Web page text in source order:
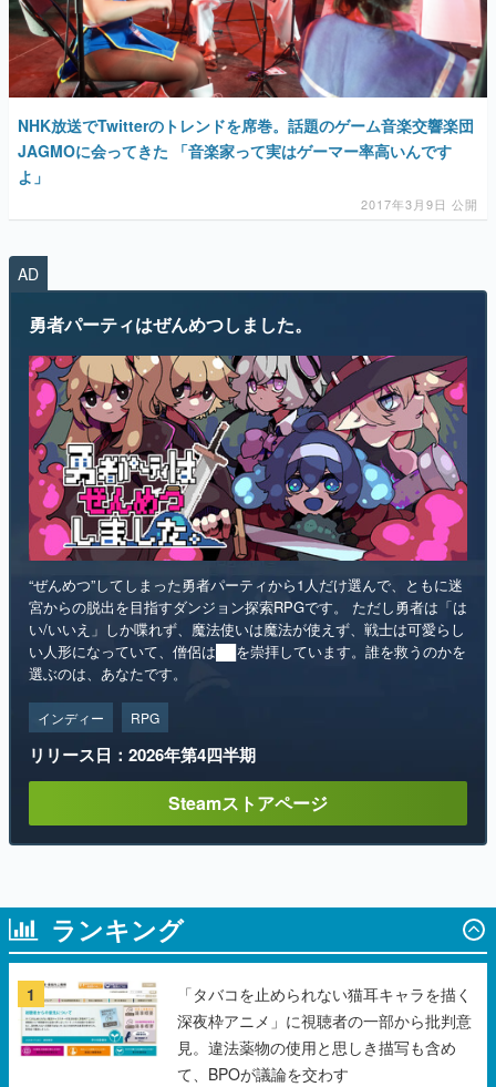
一先生によるゲーム業界レポートマンガです。
なんでゲームは面白い？
ゲーム開発者・hamatsu氏がゲームの魅力を画面や操作の
具体的な形から解き明かしていく、硬派で骨太な評論連載
ゲームが変えた日本語
「経験値」「裏技」「ラスボス」… ゲームにまつわる言葉
女性向け
アプリレビュー
その他
電ファミニコゲーマーとは？
運営：株式会社マレ
NHK放送でTwitterのトレンドを席巻。話題のゲーム音楽交響楽団
JAGMOに会ってきた 「音楽家って実はゲーマー率高いんです
よ」
2017年3月9日 公開
AD
勇者パーティはぜんめつしました。
“ぜんめつ”してしまった勇者パーティから1人だけ選んで、ともに迷
宮からの脱出を目指すダンジョン探索RPGです。 ただし勇者は「は
い/いいえ」しか喋れず、魔法使いは魔法が使えず、戦士は可愛らし
い人形になっていて、僧侶は██を崇拝しています。誰を救うのかを
選ぶのは、あなたです。
インディー RPG
リリース日：2026年第4四半期
Steamストアページ
ランキング
1
「タバコを止められない猫耳キャラを描く
深夜枠アニメ」に視聴者の一部から批判意
見。違法薬物の使用と思しき描写も含め
て、BPOが議論を交わす